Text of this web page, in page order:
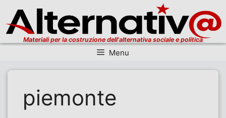
Materiali per la costruzione dell'alternativa sociale e politica
Menu
piemonte